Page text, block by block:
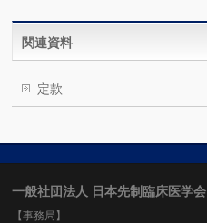
関連資料
定款
一般社団法人 日本先制臨床医学会
【事務局】